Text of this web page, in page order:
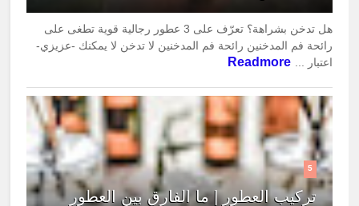
هل تدخن بشراهة؟ تعرّف على 3 عطور رجالية قوية تطغى على
رائحة فم المدخنين رائحة فم المدخنين لا تدخن لا يمكنك -عزيزي-
اعتبار ...
Readmore
5
تركيب العطور | ما الفارق بين العطور